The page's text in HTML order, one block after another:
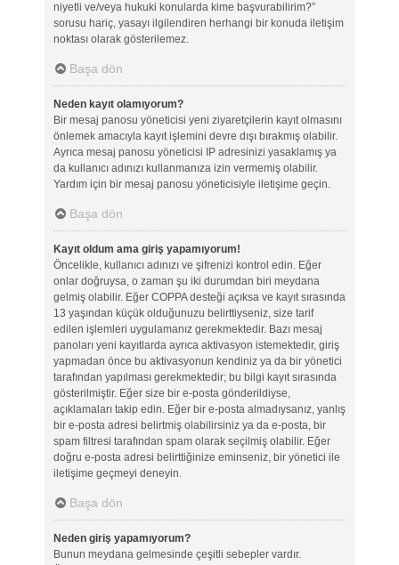
niyetli ve/veya hukuki konularda kime başvurabilirim?”
sorusu hariç, yasayı ilgilendiren herhangi bir konuda iletişim
noktası olarak gösterilemez.
Başa dön
Neden kayıt olamıyorum?
Bir mesaj panosu yöneticisi yeni ziyaretçilerin kayıt olmasını
önlemek amacıyla kayıt işlemini devre dışı bırakmış olabilir.
Ayrıca mesaj panosu yöneticisi IP adresinizi yasaklamış ya
da kullanıcı adınızı kullanmanıza izin vermemiş olabilir.
Yardım için bir mesaj panosu yöneticisiyle iletişime geçin.
Başa dön
Kayıt oldum ama giriş yapamıyorum!
Öncelikle, kullanıcı adınızı ve şifrenizi kontrol edin. Eğer
onlar doğruysa, o zaman şu iki durumdan biri meydana
gelmiş olabilir. Eğer COPPA desteği açıksa ve kayıt sırasında
13 yaşından küçük olduğunuzu belirttiyseniz, size tarif
edilen işlemleri uygulamanız gerekmektedir. Bazı mesaj
panoları yeni kayıtlarda ayrıca aktivasyon istemektedir, giriş
yapmadan önce bu aktivasyonun kendiniz ya da bir yönetici
tarafından yapılması gerekmektedir; bu bilgi kayıt sırasında
gösterilmiştir. Eğer size bir e-posta gönderildiyse,
açıklamaları takip edin. Eğer bir e-posta almadıysanız, yanlış
bir e-posta adresi belirtmiş olabilirsiniz ya da e-posta, bir
spam filtresi tarafından spam olarak seçilmiş olabilir. Eğer
doğru e-posta adresi belirttiğinize eminseniz, bir yönetici ile
iletişime geçmeyi deneyin.
Başa dön
Neden giriş yapamıyorum?
Bunun meydana gelmesinde çeşitli sebepler vardır.